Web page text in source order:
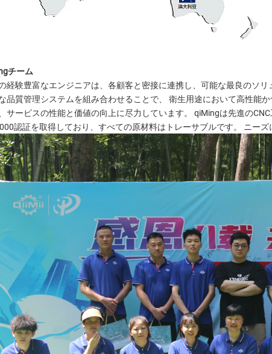
チーム
経験豊富なエンジニアは、各顧客と密接に連携し、可能な最良のソ
品質管理システムを組み合わせることで、 衛生用途において高性能
サービスの性能と価値の向上に尽力しています。 qiMingは先進の
認証を取得しており、すべての原材料はトレーサブルです。 ニーズ